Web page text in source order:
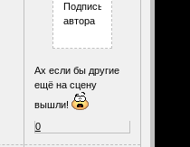
Подпись
автора
Ах если бы другие
ещё на сцену
вышли!
0